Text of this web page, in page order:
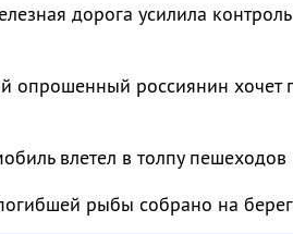
дорога усилила
опрошенный россиянин хочет
влетел в толпу пешеходов
рыбы собрано на